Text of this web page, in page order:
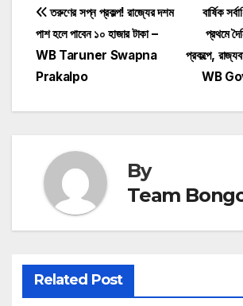
Post
navigation
বার্ষিক
প্রথমে
প্রকল্পে,
WB
তরুণের সপ্ন প্রকল্প! রাজ্যের দশম
পাশ হলে পাবেন ১০ হাজার টাকা –
WB Taruner Swapna
Prakalpo
By
Team
Related Post